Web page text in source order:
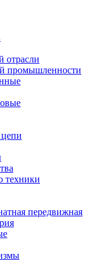
отрасли
промышленности
техники
передвижная